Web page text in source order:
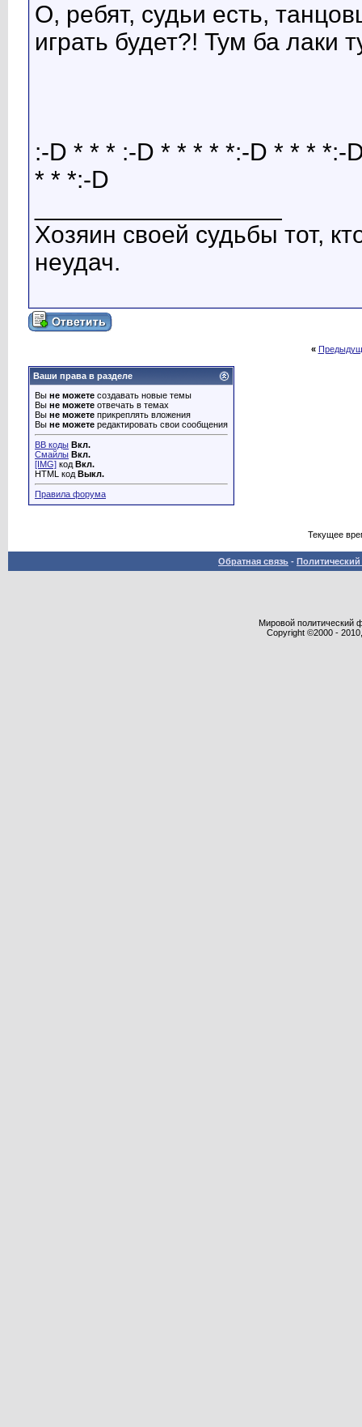
О, ребят, судьи есть,
играть будет?! Тум ба лаки
:-D * * * :-D * * * * *:-D * * * *:-
* * *:-D
Хозяин своей судьбы тот,
неудач.
«
Ваши права в разделе
Вы не можете создавать новые темы
Вы не можете отвечать в темах
Вы не можете прикреплять вложения
Вы не можете редактировать свои сообщения
BB коды Вкл.
Смайлы Вкл.
[IMG] код Вкл.
HTML код Выкл.
Правила форума
Текущее
Обратная связь -
Мировой политический
Copyright ©2000 -